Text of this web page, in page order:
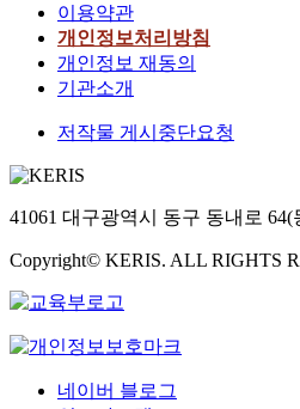
이용약관
개인정보처리방침
개인정보 재동의
기관소개
저작물 게시중단요청
41061 대구광역시 동구 동내로 64(
Copyright© KERIS. ALL RIGHTS
네이버 블로그